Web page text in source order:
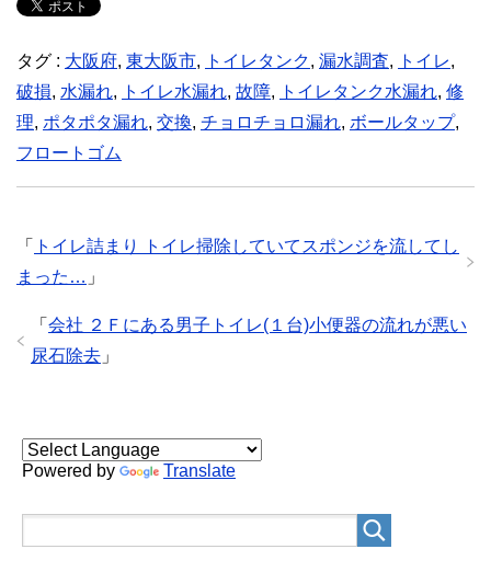
タグ : 大阪府, 東大阪市, トイレタンク, 漏水調査, トイレ,
破損, 水漏れ, トイレ水漏れ, 故障, トイレタンク水漏れ, 修
理, ポタポタ漏れ, 交換, チョロチョロ漏れ, ボールタップ,
フロートゴム
「
トイレ詰まり トイレ掃除していてスポンジを流してし
まった… 」
「 会社 ２Ｆにある男子トイレ(１台)小便器の流れが悪い
尿石除去 」
Powered by Translate